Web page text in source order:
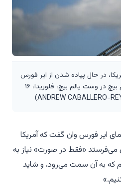
در حال پیاده شدن از ایر فورس
وان در فرودگاه بین‌المللی پالم بیچ در وست پالم بیچ، فلوریدا، ۱۶
ایر فورس وان گفت که آمریکا
می‌فرستد «فقط در صورت» نیاز به
که به آن سمت می‌رود، و شاید